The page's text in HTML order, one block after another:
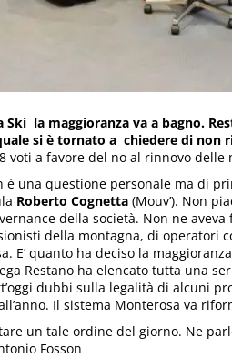
Ski la maggioranza va a bagno.
si è tornato a chiedere di non
voti a favore del no al rinnovo delle
è una questione personale ma di
Roberto Cognetta (Mouv’). Non
della società. Non ne
della montagna, di operatori
E’ quanto ha deciso la
Restano ha elencato tutta una
dubbi sulla legalità di alcuni
Il sistema Monterosa va
un tale ordine del giorno. Ne
Fosson